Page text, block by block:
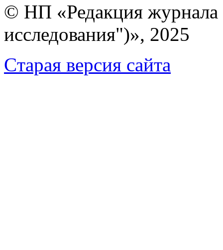
© НП «Редакция
исследования")», 2025
Cтарая версия сайта